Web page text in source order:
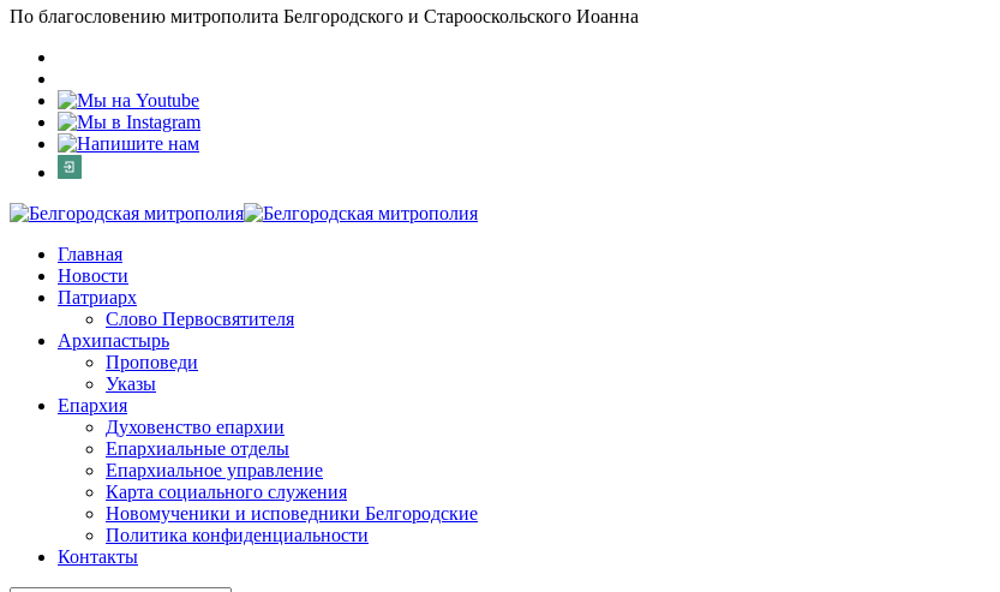
По благословению митрополита Белгородского и Старооскольского Иоанна
Главная
Новости
Патриарх
Слово Первосвятителя
Архипастырь
Проповеди
Указы
Епархия
Духовенство епархии
Епархиальные отделы
Епархиальное управление
Карта социального служения
Новомученики и исповедники Белгородские
Политика конфиденциальности
Контакты